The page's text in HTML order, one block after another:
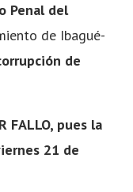
Penal del
de Ibagué-
de
FALLO, pues la
21 de